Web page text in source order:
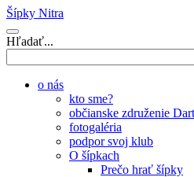
Šípky Nitra
Hľadať...
o nás
kto sme?
občianske združenie
fotogaléria
podpor svoj klub
O šípkach
Prečo hrať šípky